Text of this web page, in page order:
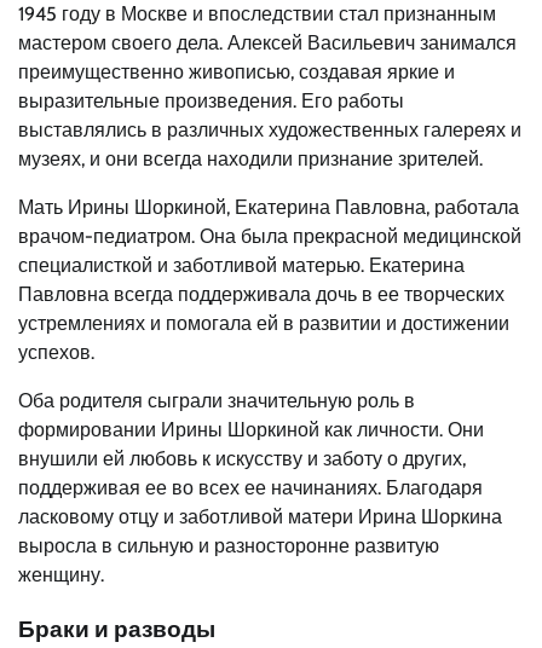
1945 году в Москве и впоследствии стал признанным
мастером своего дела. Алексей Васильевич занимался
преимущественно живописью, создавая яркие и
выразительные произведения. Его работы
выставлялись в различных художественных галереях и
музеях, и они всегда находили признание зрителей.
Мать Ирины Шоркиной, Екатерина Павловна, работала
врачом-педиатром. Она была прекрасной медицинской
специалисткой и заботливой матерью. Екатерина
Павловна всегда поддерживала дочь в ее творческих
устремлениях и помогала ей в развитии и достижении
успехов.
Оба родителя сыграли значительную роль в
формировании Ирины Шоркиной как личности. Они
внушили ей любовь к искусству и заботу о других,
поддерживая ее во всех ее начинаниях. Благодаря
ласковому отцу и заботливой матери Ирина Шоркина
выросла в сильную и разносторонне развитую
женщину.
Браки и разводы